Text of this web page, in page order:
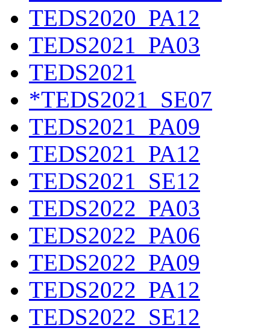
TEDS2020_PA12
TEDS2021_PA03
TEDS2021
*TEDS2021_SE07
TEDS2021_PA09
TEDS2021_PA12
TEDS2021_SE12
TEDS2022_PA03
TEDS2022_PA06
TEDS2022_PA09
TEDS2022_PA12
TEDS2022_SE12